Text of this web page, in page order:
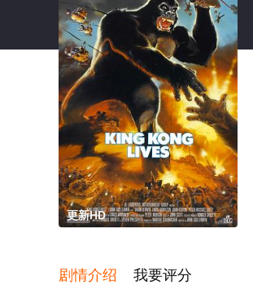
更新HD
剧情介绍 我要评分